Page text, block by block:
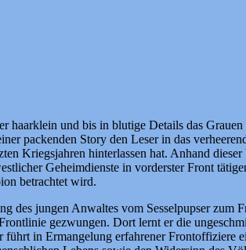
und bis in blutige Details das
packenden Story den Leser in das
Kriegsjahren hinterlassen hat. Anhand
Geheimdienste in vorderster Front
betrachtet wird.
jungen Anwaltes vom Sesselpupser zum
gezwungen. Dort lernt er die
in Ermangelung erfahrener